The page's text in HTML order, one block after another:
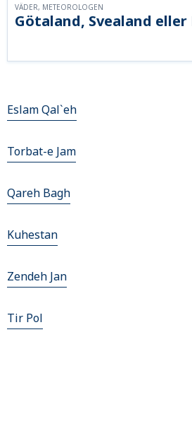
Götaland, Svealand
VÄDER, METEOROLOGEN
Eslam Qal`eh
Torbat-e Jam
Qareh Bagh
Kuhestan
Zendeh Jan
Tir Pol